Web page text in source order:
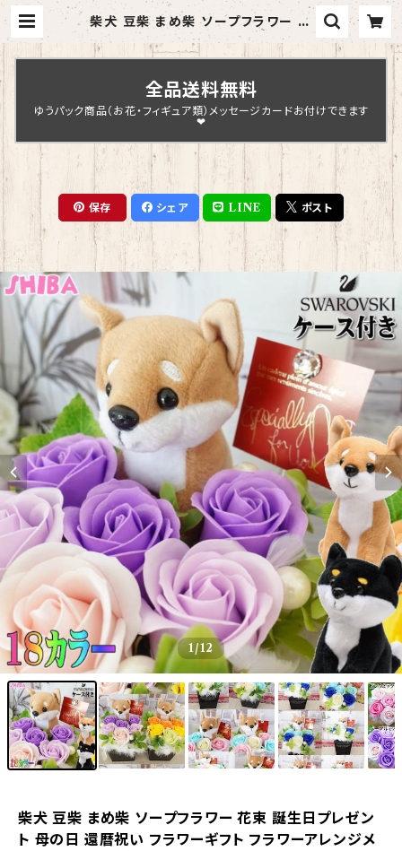
柴犬 豆柴 まめ柴 ソープフラワー 花
束 誕生日プレゼント 母の日 還暦祝
い フラワーギフト フラワーアレンジ
メント 【brack-s】 | Chopin Desi
gn
全品送料無料
ゆうパック商品（お花・フィギュア類）メッセージカードお付けできます
❤
保存 シェア LINE ポスト
1/12
柴犬 豆柴 まめ柴 ソープフラワー 花束 誕生日プレゼン
ト 母の日 還暦祝い フラワーギフト フラワーアレンジメ